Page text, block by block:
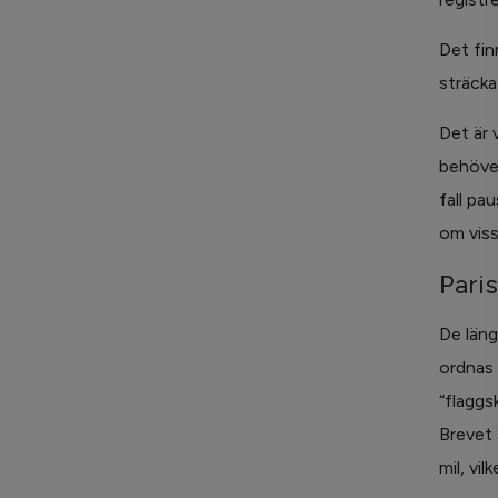
Det
Det är
fall
om
De
Brevet
mil,